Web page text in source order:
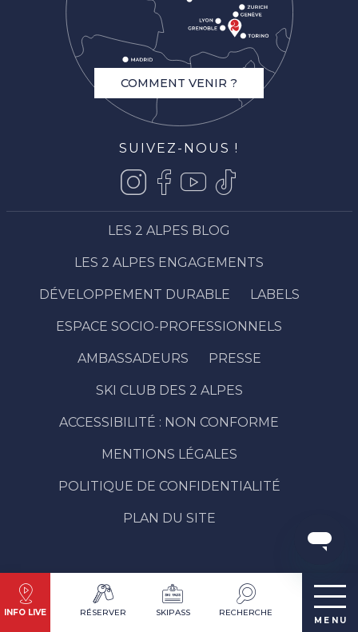
INFO LIVE RÉSERVER SKIPASS RECHERCHE
MENU
COMMENT VENIR ?
SUIVEZ-NOUS !
LES 2 ALPES BLOG
LES 2 ALPES ENGAGEMENTS
DÉVELOPPEMENT DURABLE LABELS
ESPACE SOCIO-PROFESSIONNELS
AMBASSADEURS PRESSE
SKI CLUB DES 2 ALPES
ACCESSIBILITÉ : NON CONFORME
MENTIONS LÉGALES
POLITIQUE DE CONFIDENTIALITÉ
PLAN DU SITE